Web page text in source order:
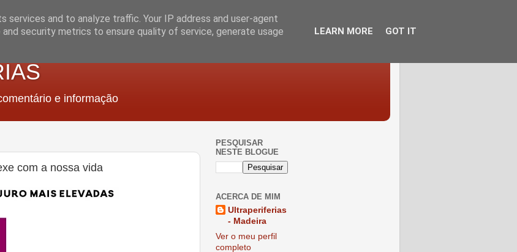
e informação
com a nossa vida
PESQUISAR
NESTE BLOGUE
ACERCA DE MIM
Ultraperiferias
- Madeira
Ver o meu perfil
completo
and to analyze traffic. Your IP address and user-agent
security metrics to ensure quality of service, generate usage
LEARN MORE GOT IT